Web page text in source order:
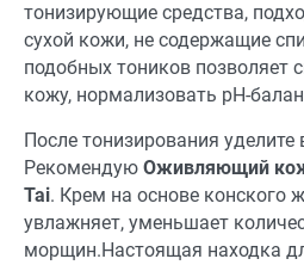
тонизирующие средства,
сухой кожи, не содержащие
подобных тоников позволяет
кожу, нормализовать pН-
После тонизирования
Рекомендую Оживляющий
Tai. Крем на основе конского
увлажняет, уменьшает
морщин.Настоящая находка